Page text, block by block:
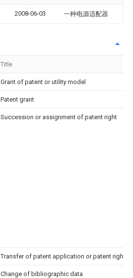
2008-06-03 一种电源适配器
Title
Grant of patent or utility model
Patent grant
Succession or assignment of patent right
Transfer of patent application or patent right
Change of bibliographic data